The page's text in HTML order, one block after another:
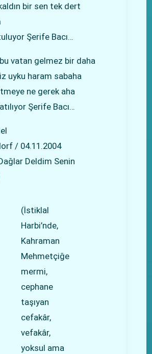
bir sen tek dert
Şerife Bacı…
vatan gelmez bir daha
uyku haram sabaha
ne gerek aha
Şerife Bacı…
/ 04.11.2004
Deldim Senin
(İstiklal
Harbi’nde,
Kahraman
Mehmetçiğe
mermi,
cephane
taşıyan
cefakâr,
vefakâr,
yoksul ama